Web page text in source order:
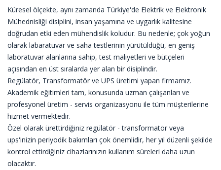
Küresel ölçekte, aynı zamanda Türkiye'de Elektrik ve Elektronik
Mühednisliği disiplini, insan yaşamına ve uygarlık kalitesine
doğrudan etki eden mühendislik koludur. Bu nedenle; çok yoğun
olarak labaratuvar ve saha testlerinin yürütüldüğü, en geniş
laboratuvar alanlarına sahip, test maliyetleri ve bütçeleri
açısından en üst sıralarda yer alan bir disiplindir.
Regülatör, Transformatör ve UPS üretimi yapan firmamız.
Akademik eğitimleri tam, konusunda uzman çalışanları ve
profesyonel üretim - servis organizasyonu ile tüm müşterilerine
hizmet vermektedir.
Özel olarak ürettirdiğiniz regülatör - transformatör veya
ups'inizin periyodik bakımları çok önemlidir, her yıl düzenli şekilde
kontrol ettirdiğiniz cihazlarınızın kullanım süreleri daha uzun
olacaktır.